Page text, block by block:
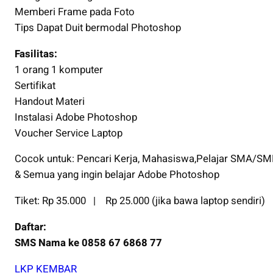
Memberi Frame pada Foto
Tips Dapat Duit bermodal Photoshop
Fasilitas:
1 orang 1 komputer
Sertifikat
Handout Materi
Instalasi Adobe Photoshop
Voucher Service Laptop
Cocok untuk: Pencari Kerja, Mahasiswa,Pelajar SMA/
& Semua yang ingin belajar Adobe Photoshop
Tiket: Rp 35.000 | Rp 25.000 (jika bawa laptop sendiri)
Daftar:
SMS Nama ke 0858 67 6868 77
LKP KEMBAR